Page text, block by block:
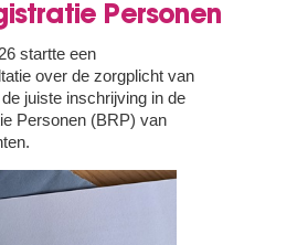
Personen
startte een
over de zorgplicht van
juiste inschrijving in de
Personen (BRP) van